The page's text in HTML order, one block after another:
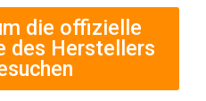
die offizielle
des Herstellers